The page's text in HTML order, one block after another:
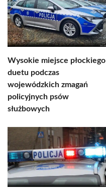
Wysokie miejsce płockiego
duetu podczas
wojewódzkich zmagań
policyjnych psów
służbowych